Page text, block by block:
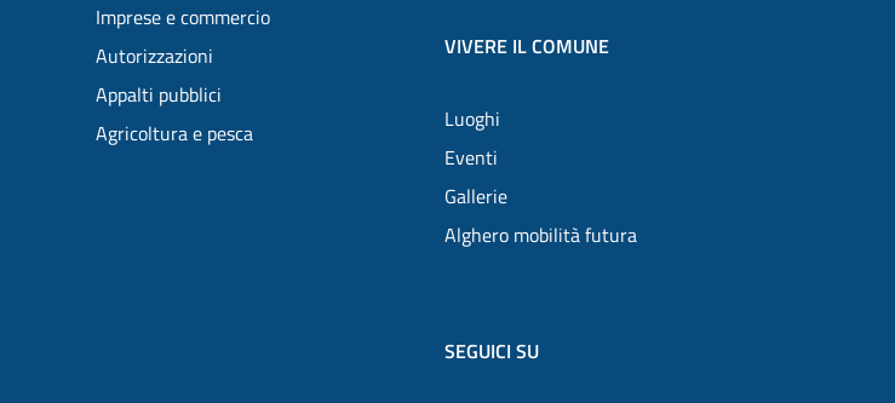
Imprese e commercio
Autorizzazioni
Appalti pubblici
Agricoltura e pesca
VIVERE IL COMUNE
Luoghi
Eventi
Gallerie
Alghero mobilità futura
SEGUICI SU